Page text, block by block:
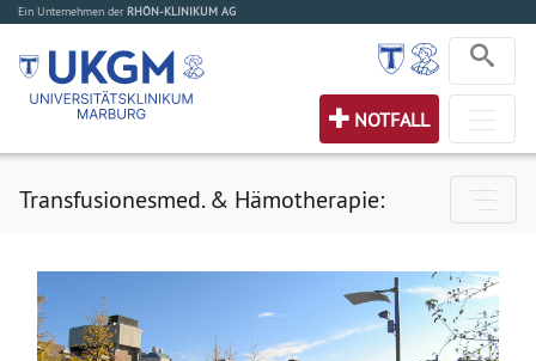
Ein Unternehmen der RHÖN-KLINIKUM AG
NOTFALL
Transfusionesmed. & Hämotherapie: